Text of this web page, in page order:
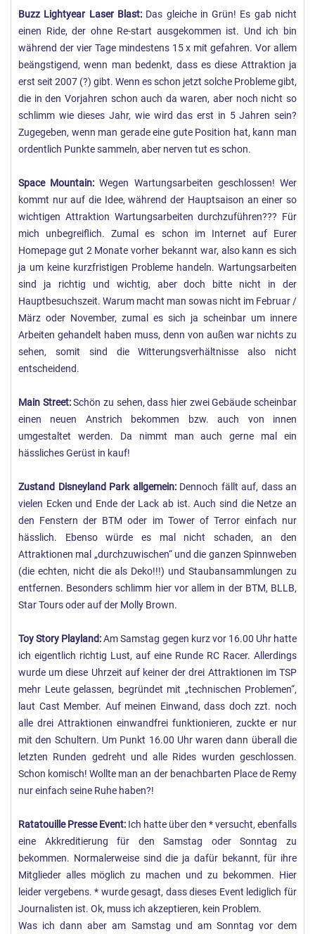
Buzz Lightyear Laser Blast:Das gleiche in Grün! Es gab nicht
einen Ride, der ohne Re-start ausgekommen ist. Und ich bin
während der vier Tage mindestens 15 x mit gefahren. Vor allem
beängstigend, wenn man bedenkt, dass es diese Attraktion ja
erst seit 2007 (?) gibt. Wenn es schon jetzt solche Probleme gibt,
die in den Vorjahren schon auch da waren, aber noch nicht so
schlimm wie dieses Jahr, wie wird das erst in 5 Jahren sein?
Zugegeben, wenn man gerade eine gute Position hat, kann man
ordentlich Punkte sammeln, aber nerven tut es schon.
Space Mountain: Wegen Wartungsarbeiten geschlossen! Wer
kommt nur auf die Idee, während der Hauptsaison an einer so
wichtigen Attraktion Wartungsarbeiten durchzuführen??? Für
mich unbegreiflich. Zumal es schon im Internet auf Eurer
Homepage gut 2 Monate vorher bekannt war, also kann es sich
ja um keine kurzfristigen Probleme handeln. Wartungsarbeiten
sind ja richtig und wichtig, aber doch bitte nicht in der
Hauptbesuchszeit. Warum macht man sowas nicht im Februar /
März oder November, zumal es sich ja scheinbar um innere
Arbeiten gehandelt haben muss, denn von außen war nichts zu
sehen, somit sind die Witterungsverhältnisse also nicht
entscheidend.
Main Street:Schön zu sehen, dass hier zwei Gebäude scheinbar
einen neuen Anstrich bekommen bzw. auch von innen
umgestaltet werden. Da nimmt man auch gerne mal ein
hässliches Gerüst in kauf!
Zustand Disneyland Park allgemein:Dennoch fällt auf, dass an
vielen Ecken und Ende der Lack ab ist. Auch sind die Netze an
den Fenstern der BTM oder im Tower of Terror einfach nur
hässlich. Ebenso würde es mal nicht schaden, an den
Attraktionen mal „durchzuwischen“ und die ganzen Spinnweben
(die echten, nicht die als Deko!!!) und Staubansammlungen zu
entfernen. Besonders schlimm hier vor allem in der BTM, BLLB,
Star Tours oder auf der Molly Brown.
Toy Story Playland:Am Samstag gegen kurz vor 16.00 Uhr hatte
ich eigentlich richtig Lust, auf eine Runde RC Racer. Allerdings
wurde um diese Uhrzeit auf keiner der drei Attraktionen im TSP
mehr Leute gelassen, begründet mit „technischen Problemen“,
laut Cast Member. Auf meinen Einwand, dass doch zzt. noch
alle drei Attraktionen einwandfrei funktionieren, zuckte er nur
mit den Schultern. Um Punkt 16.00 Uhr waren dann überall die
letzten Runden gedreht und alle Rides wurden geschlossen.
Schon komisch! Wollte man an der benachbarten Place de Remy
nur einfach seine Ruhe haben?!
Ratatouille Presse Event: Ich hatte über den * versucht, ebenfalls
eine Akkreditierung für den Samstag oder Sonntag zu
bekommen. Normalerweise sind die ja dafür bekannt, für ihre
Mitglieder alles möglich zu machen und zu bekommen. Hier
leider vergebens. * wurde gesagt, dass dieses Event lediglich für
Journalisten ist. Ok, muss ich akzeptieren, kein Problem.
Was ich dann aber am Samstag und am Sonntag vor dem